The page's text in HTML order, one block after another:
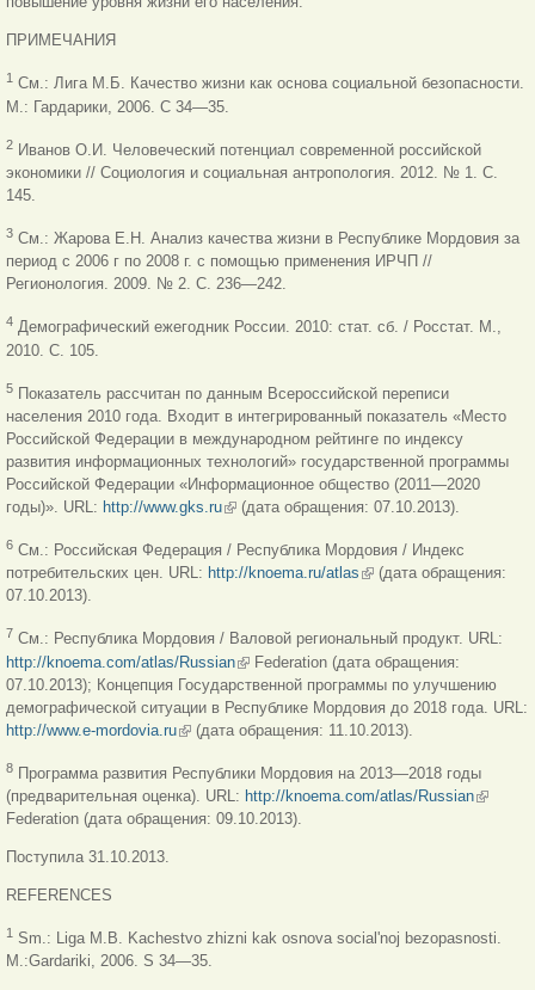
ПРИМЕЧАНИЯ
1 См.: Лига М.Б. Качество жизни как основа социальной безопасности.
М.: Гардарики, 2006. С 34—35.
2 Иванов О.И. Человеческий потенциал современной российской
экономики // Социология и социальная антропология. 2012. № 1. С.
145.
3 См.: Жарова Е.Н. Анализ качества жизни в Республике Мордовия за
период с 2006 г по 2008 г. с помощью применения ИРЧП //
Регионология. 2009. № 2. С. 236—242.
4 Демографический ежегодник России. 2010: стат. сб. / Росстат. M.,
2010. С. 105.
5 Показатель рассчитан по данным Всероссийской переписи
населения 2010 года. Входит в интегрированный показатель «Место
Российской Федерации в международном рейтинге по индексу
развития информационных технологий» государственной программы
Российской Федерации «Информационное общество (2011—2020
годы)». URL: http://www.gks.ru(link is external)
(дата обращения: 07.10.2013).
6 См.: Российская Федерация / Республика Мордовия / Индекс
потребительских цен. URL: http://knoema.ru/atlas (link is external)
(дата обращения:
07.10.2013).
7 См.: Республика Мордовия / Валовой региональный продукт. URL:
http://knoema.com/atlas/Russian(link is external)
Federation (дата обращения:
07.10.2013); Концепция Государственной программы по улучшению
демографической ситуации в Республике Мордовия до 2018 года. URL:
http://www.e-mordovia.ru(link is external)
(дата обращения: 11.10.2013).
8 Программа развития Республики Мордовия на 2013—2018 годы
(предварительная оценка). URL: http://knoema.com/atlas/Russian(link is
Federation (дата обращения: 09.10.2013).
Поступила 31.10.2013.
REFERENCES
1 Sm.: Liga M.B. Kachestvo zhizni kak osnova social'noj bezopasnosti.
M.:Gardariki, 2006. S 34—35.